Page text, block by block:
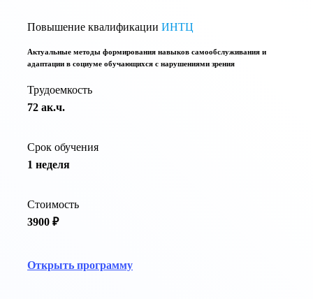
Повышение квалификации ИНТЦ
Актуальные методы формирования навыков самообслуживания и
адаптации в социуме обучающихся с нарушениями зрения
Трудоемкость
72 ак.ч.
Срок обучения
1 неделя
Стоимость
3900 ₽
Открыть программу